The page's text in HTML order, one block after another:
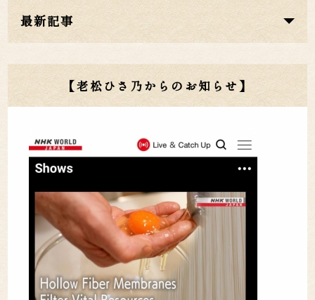
最新記事
【老松ひさ乃からのお知らせ】